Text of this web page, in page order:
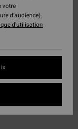
votre
d’audience).
d'utilisation